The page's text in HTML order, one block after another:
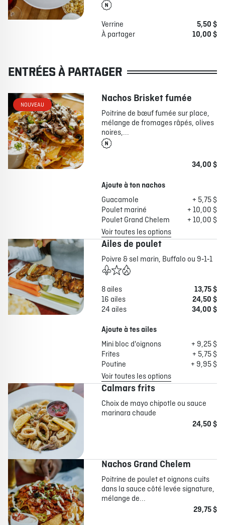
Verrine
5,50 $
À partager
10,00 $
ENTRÉES À PARTAGER
NOUVEAU
Nachos Brisket fumée
Poitrine de bœuf fumée sur place,
mélange de fromages râpés, olives
noires,...
34,00 $
Ajoute à ton nachos
Guacamole
+ 5,75 $
Poulet mariné
+ 10,00 $
Poulet Grand Chelem
+ 10,00 $
Voir toutes les options
Ailes de poulet
Poivre & sel marin, Buffalo ou 9‑1‑1
8 ailes
13,75 $
16 ailes
24,50 $
24 ailes
34,00 $
Ajoute à tes ailes
Mini bloc d'oignons
+ 9,25 $
Frites
+ 5,75 $
Poutine
+ 9,95 $
Voir toutes les options
Calmars frits
Choix de mayo chipotle ou sauce
marinara chaude
24,50 $
Nachos Grand Chelem
Poitrine de poulet et oignons cuits
dans la sauce côté levée signature,
mélange de...
29,75 $